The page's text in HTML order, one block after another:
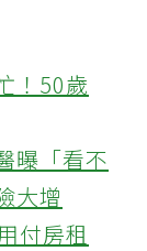
！50歲
曝「看不
大增
付房租